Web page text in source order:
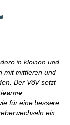
in kleinen und
mit mittleren und
Der VöV setzt
für eine bessere
ein.